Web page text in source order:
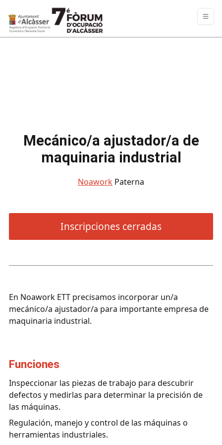
Mecánico/a ajustador/a de
maquinaria industrial
Noawork Paterna
Inscripciones cerradas
En Noawork ETT precisamos incorporar un/a
mecánico/a ajustador/a para importante empresa de
maquinaria industrial.
funciones
Inspeccionar las piezas de trabajo para descubrir
defectos y medirlas para determinar la precisión de
las máquinas.
Regulación, manejo y control de las máquinas o
herramientas industriales.